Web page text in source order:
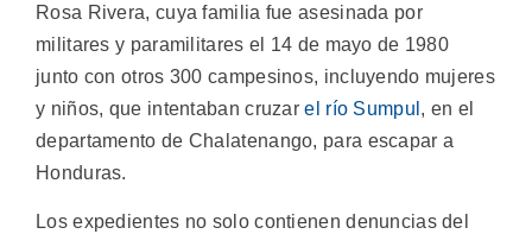
Rosa Rivera, cuya familia fue asesinada por
militares y paramilitares el 14 de mayo de 1980
junto con otros 300 campesinos, incluyendo mujeres
y niños, que intentaban cruzarel río Sumpul , en el
departamento de Chalatenango, para escapar a
Honduras.
Los expedientes no solo contienen denuncias del